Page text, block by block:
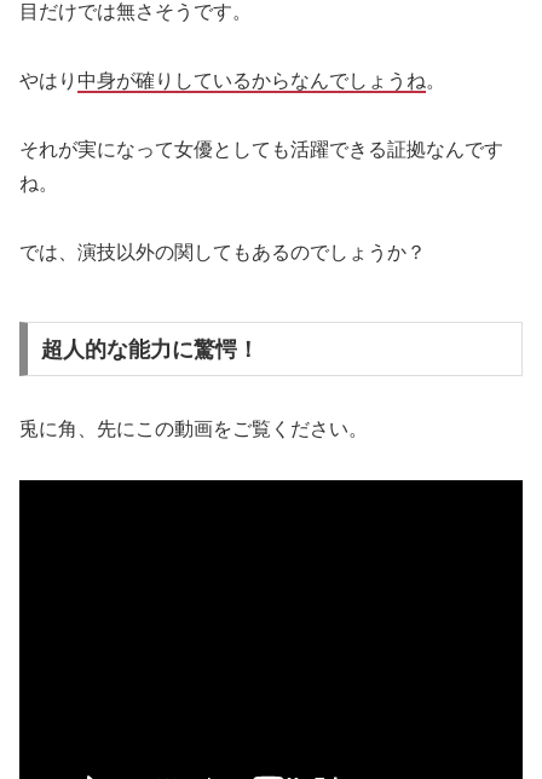
目だけでは無さそうです。
やはり 中身が確りしているからなんでしょうね。
それが実になって女優としても活躍できる証拠なんです
ね。
では、演技以外の関してもあるのでしょうか？
超人的な能力に驚愕！
兎に角、先にこの動画をご覧ください。